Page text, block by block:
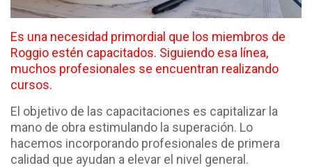
Es una necesidad primordial que los miembros de
Roggio estén capacitados. Siguiendo esa línea,
muchos profesionales se encuentran realizando
cursos.
El objetivo de las capacitaciones es capitalizar la
mano de obra estimulando la superación. Lo
hacemos incorporando profesionales de primera
calidad que ayudan a elevar el nivel general.